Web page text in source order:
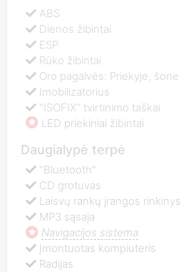
ABS
Dienos žibintai
ESP
Rūko žibintai
Oro pagalvės: Priekyje,
Imobilizatorius
"ISOFIX" tvirtinimo taškai
LED priekiniai žibintai
Daugialypė terpė
"Bluetooth"
CD grotuvas
Laisvų rankų įrangos rinkinys
MP3 sąsaja
Navigacijos sistema
Įmontuotas kompiuteris
Radijas